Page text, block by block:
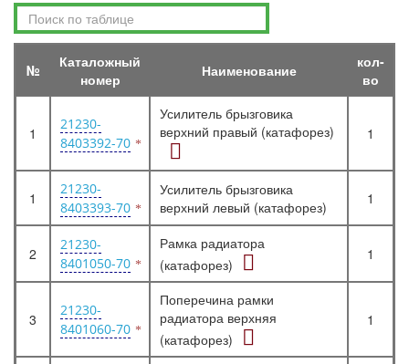
№
Каталожный
номер
Наименование
кол-
во
1
21230-
8403392-70
Усилитель брызговика
верхний правый (катафорез)
1
1
21230-
8403393-70
Усилитель брызговика
верхний левый (катафорез)
1
2
21230-
8401050-70
Рамка радиатора
(катафорез)
1
3
21230-
8401060-70
Поперечина рамки
радиатора верхняя
(катафорез)
1